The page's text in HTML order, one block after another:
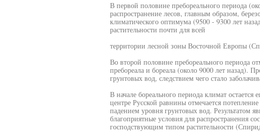
В первой половине пребореального периода
распространение лесов, главным образом,
климатического оптимума (9500 - 9300 лет
растительности почти для всей
территории лесной зоны Восточной Европы
Во второй половине пребореального периода
пребореала и бореала (около 9000 лет назад).
грунтовых вод, следствием чего стало
В начале бореального периода климат
центре Русской равнины отмечается
падением уровня грунтовых вод. Результатом
благоприятные условия для распространения
господствующим типом растительности